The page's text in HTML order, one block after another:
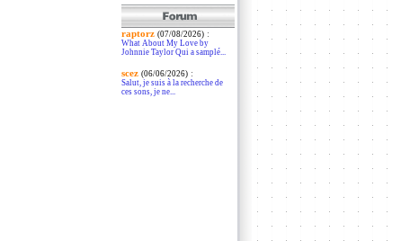
raptorz (07/08/2026):
What About My Love by
Johnnie Taylor Qui a samplé...
scez (06/06/2026):
Salut, je suis à la recherche de
ces sons, je ne...